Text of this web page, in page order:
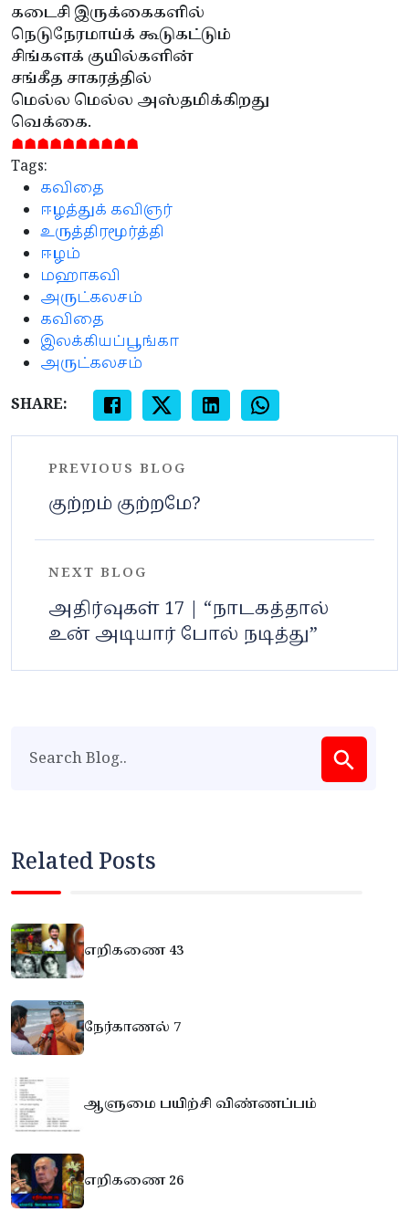
கடைசி இருக்கைகளில்
நெடுநேரமாய்க் கூடுகட்டும்
சிங்களக் குயில்களின்
சங்கீத சாகரத்தில்
மெல்ல மெல்ல அஸ்தமிக்கிறது
வெக்கை.
☗☗☗☗☗☗☗☗☗☗
Tags:
கவிதை
ஈழத்துக் கவிஞர்
உருத்திரமூர்த்தி
ஈழம்
மஹாகவி
அருட்கலசம்
கவிதை
இலக்கியப்பூங்கா
அருட்கலசம்
SHARE:
PREVIOUS BLOG
குற்றம் குற்றமே?
NEXT BLOG
அதிர்வுகள் 17 | “நாடகத்தால்
உன் அடியார் போல் நடித்து”
Related Posts
எறிகணை 43
நேர்காணல் 7
ஆளுமை பயிற்சி விண்ணப்பம்
எறிகணை 26